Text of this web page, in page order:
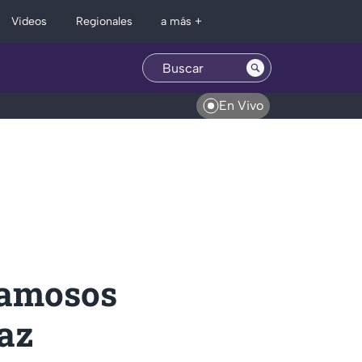
Videos Regionales a más +
En Vivo